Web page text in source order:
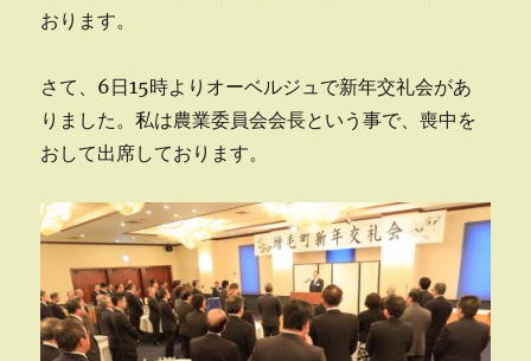
おります。
さて、6日15時よりオーベルジュで新年交礼会があ
りました。私は農業委員会会長という事で、喪中を
おして出席しております。